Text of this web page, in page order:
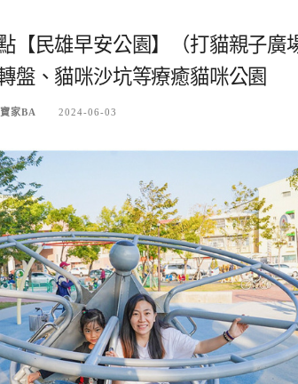
【民雄早安公園】（打貓親子廣
盤、貓咪沙坑等療癒貓咪公園
家BA 2024-06-03